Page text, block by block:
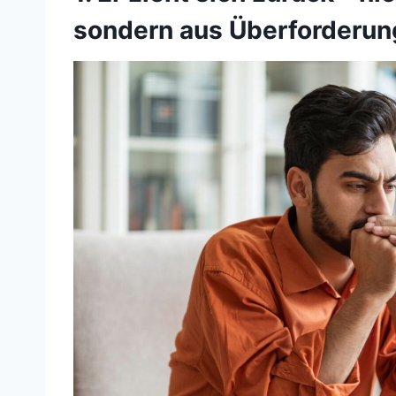
sondern aus